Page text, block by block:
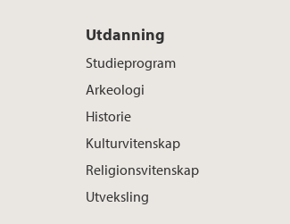
Utdanning
Studieprogram
Arkeologi
Historie
Kulturvitenskap
Religionsvitenskap
Utveksling